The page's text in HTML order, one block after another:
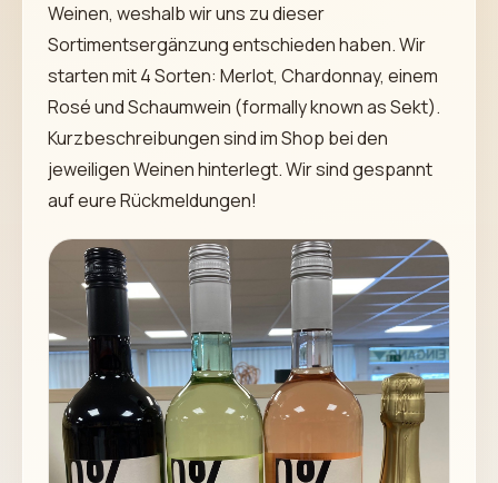
Weinen, weshalb wir uns zu dieser
Sortimentsergänzung entschieden haben. Wir
starten mit 4 Sorten: Merlot, Chardonnay, einem
Rosé und Schaumwein (formally known as Sekt).
Kurzbeschreibungen sind im Shop bei den
jeweiligen Weinen hinterlegt. Wir sind gespannt
auf eure Rückmeldungen!